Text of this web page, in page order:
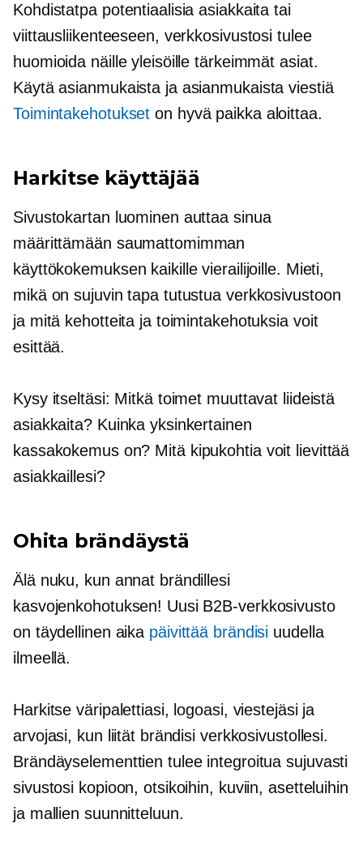
Kohdistatpa potentiaalisia asiakkaita tai
viittausliikenteeseen, verkkosivustosi tulee
huomioida näille yleisöille tärkeimmät asiat.
Käytä asianmukaista ja asianmukaista viestiä
Toimintakehotukset on hyvä paikka aloittaa.
Harkitse käyttäjää
Sivustokartan luominen auttaa sinua
määrittämään saumattomimman
käyttökokemuksen kaikille vierailijoille. Mieti,
mikä on sujuvin tapa tutustua verkkosivustoon
ja mitä kehotteita ja toimintakehotuksia voit
esittää.
Kysy itseltäsi: Mitkä toimet muuttavat liideistä
asiakkaita? Kuinka yksinkertainen
kassakokemus on? Mitä kipukohtia voit lievittää
asiakkaillesi?
Ohita brändäystä
Älä nuku, kun annat brändillesi
kasvojenkohotuksen! Uusi B2B-verkkosivusto
on täydellinen aika päivittää brändisi uudella
ilmeellä.
Harkitse väripalettiasi, logoasi, viestejäsi ja
arvojasi, kun liität brändisi verkkosivustollesi.
Brändäyselementtien tulee integroitua sujuvasti
sivustosi kopioon, otsikoihin, kuviin, asetteluihin
ja mallien suunnitteluun.